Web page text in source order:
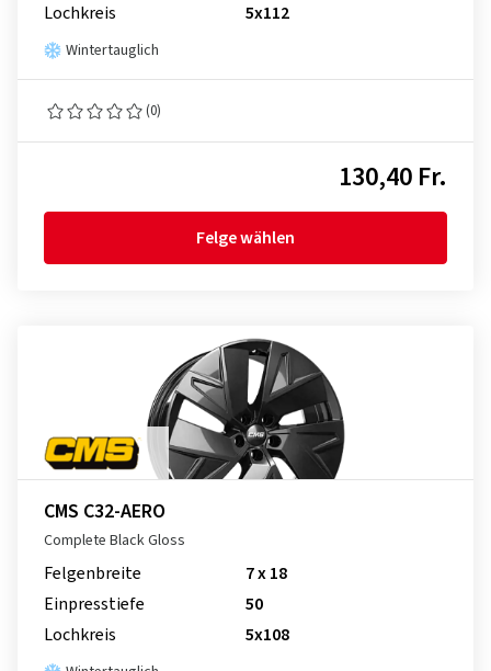
Lochkreis
5x112
Wintertauglich
(0)
130,40 Fr.
Felge wählen
CMS C32-AERO
Complete Black Gloss
Felgenbreite
7 x 18
Einpresstiefe
50
Lochkreis
5x108